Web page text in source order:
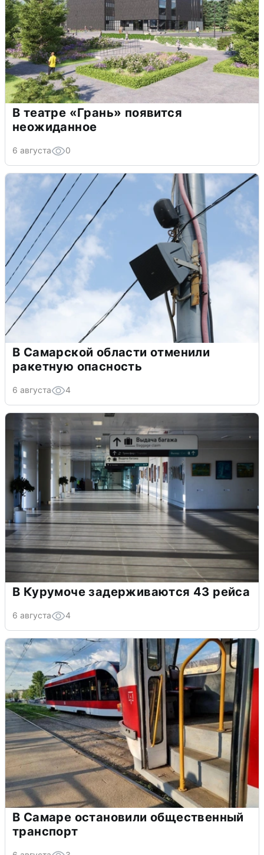
В театре «Грань» появится
неожиданное
6 августа 0
В Самарской области отменили
ракетную опасность
6 августа 4
В Курумоче задерживаются 43 рейса
6 августа 4
В Самаре остановили общественный
транспорт